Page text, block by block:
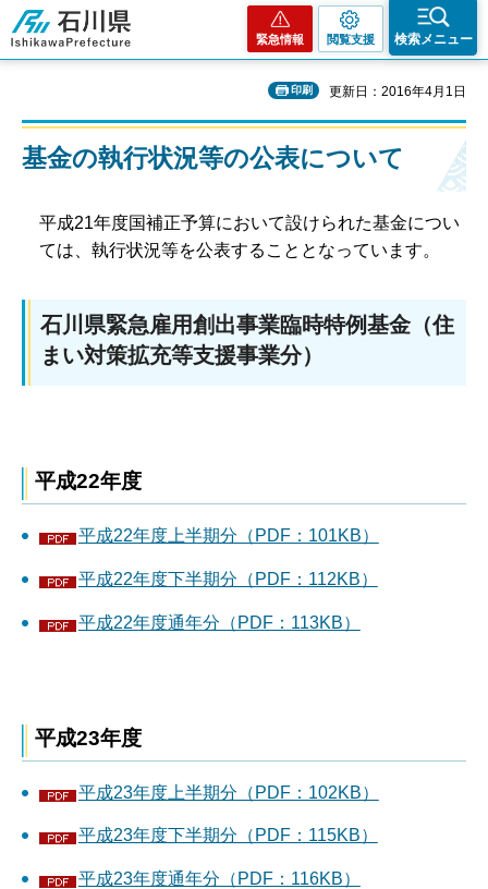
石川県
緊急情報 閲覧支援 検索メニュー
印刷 更新日：2016年4月1日
基金の執行状況等の公表について
平成21年度国補正予算において設けられた基金につい
ては、執行状況等を公表することとなっています。
石川県緊急雇用創出事業臨時特例基金（住
まい対策拡充等支援事業分）
平成22年度
平成22年度上半期分（PDF：101KB）
平成22年度下半期分（PDF：112KB）
平成22年度通年分（PDF：113KB）
平成23年度
平成23年度上半期分（PDF：102KB）
平成23年度下半期分（PDF：115KB）
平成23年度通年分（PDF：116KB）